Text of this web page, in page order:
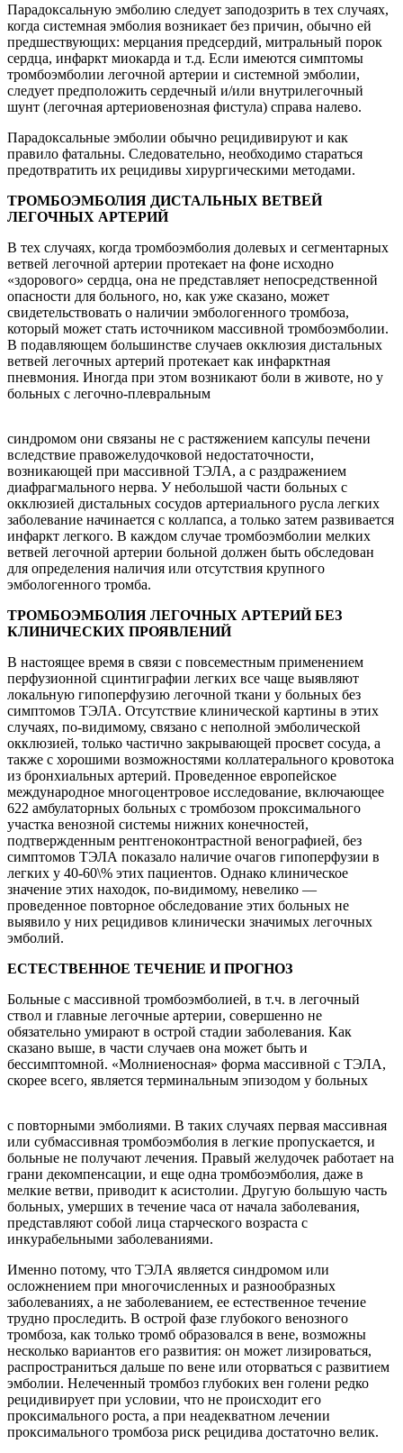
Парадоксальную эмболию следует заподозрить в тех случаях,
когда системная эмболия возникает без причин, обычно ей
предшествующих: мерцания предсердий, митральный порок
сердца, инфаркт миокарда и т.д. Если имеются симптомы
тромбоэмболии легочной артерии и системной эмболии,
следует предположить сердечный и/или внутрилегочный
шунт (легочная артериовенозная фистула) справа налево.
Парадоксальные эмболии обычно рецидивируют и как
правило фатальны. Следовательно, необходимо стараться
предотвратить их рецидивы хирургическими методами.
ТРОМБОЭМБОЛИЯ ДИСТАЛЬНЫХ ВЕТВЕЙ
ЛЕГОЧНЫХ АРТЕРИЙ
В тех случаях, когда тромбоэмболия долевых и сегментарных
ветвей легочной артерии протекает на фоне исходно
«здорового» сердца, она не представляет непосредственной
опасности для больного, но, как уже сказано, может
свидетельствовать о наличии эмбологенного тромбоза,
который может стать источником массивной тромбоэмболии.
В подавляющем большинстве случаев окклюзия дистальных
ветвей легочных артерий протекает как инфарктная
пневмония. Иногда при этом возникают боли в животе, но у
больных с легочно-плевральным
синдромом они связаны не с растяжением капсулы печени
вследствие правожелудочковой недостаточности,
возникающей при массивной ТЭЛА, а с раздражением
диафрагмального нерва. У небольшой части больных с
окклюзией дистальных сосудов артериального русла легких
заболевание начинается с коллапса, а только затем развивается
инфаркт легкого. В каждом случае тромбоэмболии мелких
ветвей легочной артерии больной должен быть обследован
для определения наличия или отсутствия крупного
эмбологенного тромба.
ТРОМБОЭМБОЛИЯ ЛЕГОЧНЫХ АРТЕРИЙ БЕЗ
КЛИНИЧЕСКИХ ПРОЯВЛЕНИЙ
В настоящее время в связи с повсеместным применением
перфузионной сцинтиграфии легких все чаще выявляют
локальную гипоперфузию легочной ткани у больных без
симптомов ТЭЛА. Отсутствие клинической картины в этих
случаях, по-видимому, связано с неполной эмболической
окклюзией, только частично закрывающей просвет сосуда, а
также с хорошими возможностями коллатерального кровотока
из бронхиальных артерий. Проведенное европейское
международное многоцентровое исследование, включающее
622 амбулаторных больных с тромбозом проксимального
участка венозной системы нижних конечностей,
подтвержденным рентгеноконтрастной венографией, без
симптомов ТЭЛА показало наличие очагов гипоперфузии в
легких у 40-60\% этих пациентов. Однако клиническое
значение этих находок, по-видимому, невелико —
проведенное повторное обследование этих больных не
выявило у них рецидивов клинически значимых легочных
эмболий.
ЕСТЕСТВЕННОЕ ТЕЧЕНИЕ И ПРОГНОЗ
Больные с массивной тромбоэмболией, в т.ч. в легочный
ствол и главные легочные артерии, совершенно не
обязательно умирают в острой стадии заболевания. Как
сказано выше, в части случаев она может быть и
бессимптомной. «Молниеносная» форма массивной с ТЭЛА,
скорее всего, является терминальным эпизодом у больных
с повторными эмболиями. В таких случаях первая массивная
или субмассивная тромбоэмболия в легкие пропускается, и
больные не получают лечения. Правый желудочек работает на
грани декомпенсации, и еще одна тромбоэмболия, даже в
мелкие ветви, приводит к асистолии. Другую большую часть
больных, умерших в течение часа от начала заболевания,
представляют собой лица старческого возраста с
инкурабельными заболеваниями.
Именно потому, что ТЭЛА является синдромом или
осложнением при многочисленных и разнообразных
заболеваниях, а не заболеванием, ее естественное течение
трудно проследить. В острой фазе глубокого венозного
тромбоза, как только тромб образовался в вене, возможны
несколько вариантов его развития: он может лизироваться,
распространиться дальше по вене или оторваться с развитием
эмболии. Нелеченный тромбоз глубоких вен голени редко
рецидивирует при условии, что не происходит его
проксимального роста, а при неадекватном лечении
проксимального тромбоза риск рецидива достаточно велик.